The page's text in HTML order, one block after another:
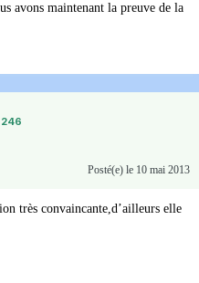
avons maintenant la preuve de la
246
Posté(e) le 10 mai 2013
très convaincante,d’ailleurs elle